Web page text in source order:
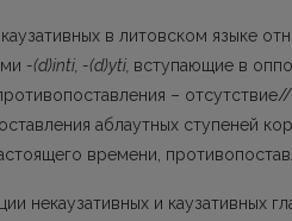
в литовском языке
-(d)inti, -(d)yti, вступающие в
–
аблаутных ступеней
времени,
некаузативных и каузативных